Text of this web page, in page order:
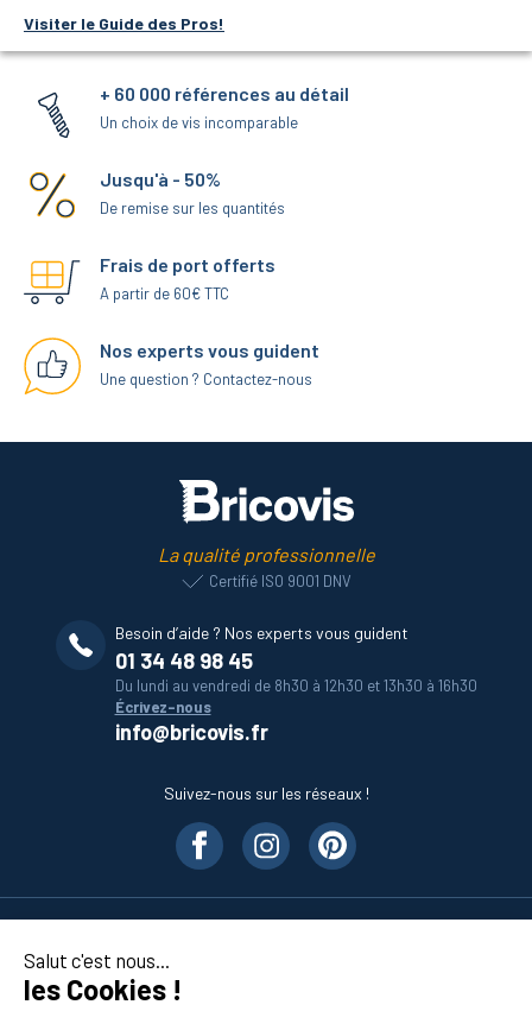
Salut c'est nous...
les Cookies !
Visiter le Guide des Pros!
+ 60 000 références au détail
Un choix de vis incomparable
Jusqu'à - 50%
De remise sur les quantités
Frais de port offerts
A partir de 60€ TTC
Nos experts vous guident
Une question ? Contactez-nous
La qualité professionnelle
Certifié ISO 9001 DNV
Besoin d’aide ? Nos experts vous guident
01 34 48 98 45
Du lundi au vendredi de 8h30 à 12h30 et 13h30 à 16h30
Écrivez-nous
info@bricovis.fr
Suivez-nous sur les réseaux !
En savoir plus